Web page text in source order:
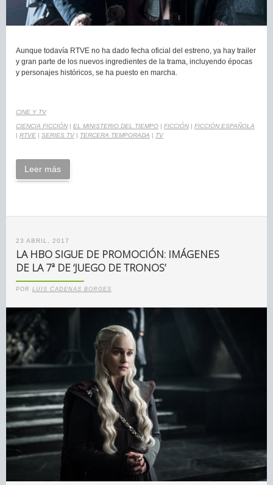
Aunque todavía RTVE no ha dado fecha oficial del estreno, ya hay trailer
y gran parte de los nuevos ingredientes de la trama, incluyendo épocas
y personajes históricos, se ha puesto en marcha.
CINE Y TV
CIENCIA FICCIÓN | EL MINISTERIO DEL TIEMPO | FICCIÓN | FICCIÓN ESPAÑOLA
| RTVE | SERIES TV | TERCERA TEMPORADA | TV
Leer más
23 ABRIL, 2017
LA HBO SIGUE DE PROMOCIÓN: IMÁGENES
DE LA 7ª DE ‘JUEGO DE TRONOS’
POR LUIS CADENAS BORGES